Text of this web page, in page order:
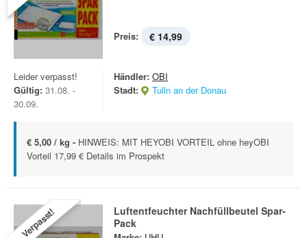
Preis: € 14,99
Leider verpasst!
Gültig: 31.08. -
30.09.
Händler: OBI
Stadt:
Tulln an der Donau
€ 5,00 / kg - HINWEIS: MIT HEYOBI VORTEIL ohne heyOBI
Vorteil 17,99 € Details im Prospekt
Verpasst!
Luftentfeuchter Nachfüllbeutel Spar-
Pack